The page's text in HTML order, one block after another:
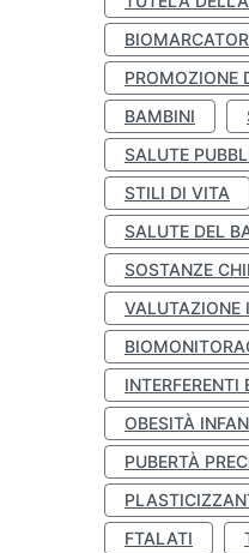
PROMOZIONE
BAMBINI
SALUTE
STILI DI VITA
SALUTE DEL
SOSTANZE
VALUTAZIONE
INTERFERENTI
OBESITÀ
PUBERTÀ
FTALATI